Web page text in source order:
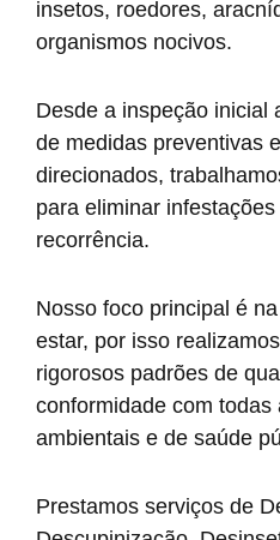
insetos, roedores,
organismos nocivos.
Desde a inspeção inicial
de medidas preventivas
direcionados,
para eliminar
recorrência.
Nosso foco principal é
estar, por isso
rigorosos padrões de
conformidade com
ambientais e de saúde
Prestamos serviços de